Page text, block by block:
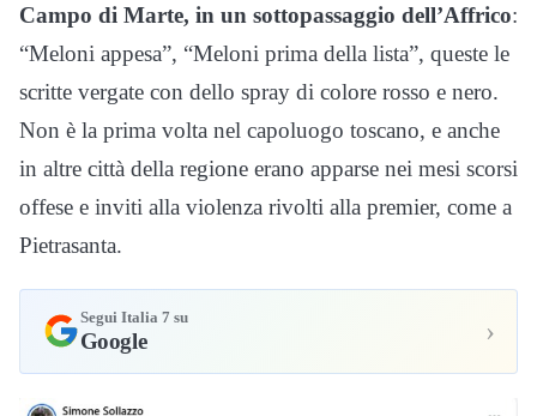
Campo di Marte, in un sottopassaggio dell’Affrico:
“Meloni appesa”, “Meloni prima della lista”, queste le
scritte vergate con dello spray di colore rosso e nero.
Non è la prima volta nel capoluogo toscano, e anche
in altre città della regione erano apparse nei mesi scorsi
offese e inviti alla violenza rivolti alla premier, come a
Pietrasanta.
Segui Italia 7 su
Google ›